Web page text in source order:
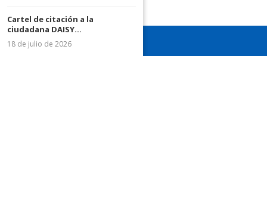
Cartel de citación a la
ciudadana DAISY...
18 de julio de 2026